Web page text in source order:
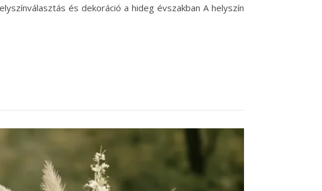
és dekoráció a hideg évszakban A helyszín